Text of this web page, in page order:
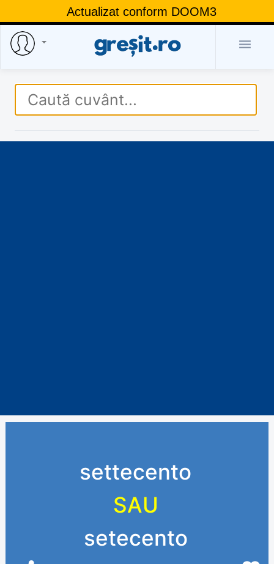
Actualizat conform DOOM3

settecento
SAU
setecento